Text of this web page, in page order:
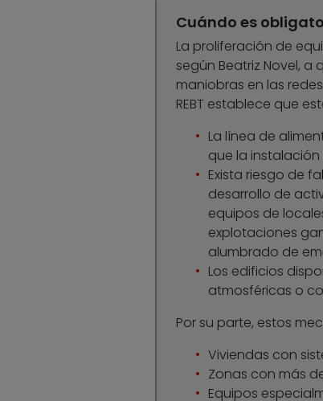
Cuándo es
La proliferación de
según Beatriz Novel,
maniobras en las
REBT establece que
La línea de
que la
Exista riesgo de
desarrollo de
equipos de
explotaciones
alumbrado de
Los edificios
atmosféricas o
Por su parte, estos
Viviendas con
Zonas con más
Equipos